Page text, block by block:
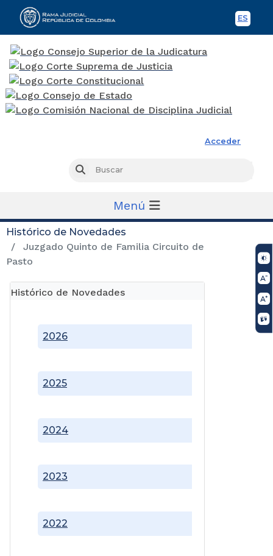
ES
Acceder
Buscar
Menú
Histórico de Novedades
Juzgado Quinto de Familia Circuito de
Pasto
Histórico de Novedades
2022
2023
2024
2025
2026